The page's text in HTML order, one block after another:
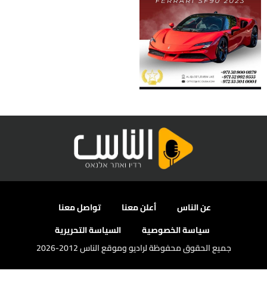
عن الناس أعلن معنا
تواصل معنا
سياسة الخصوصية
السياسة التحريرية
جميع الحقوق محفوظة لراديو وموقع الناس 2012-2026